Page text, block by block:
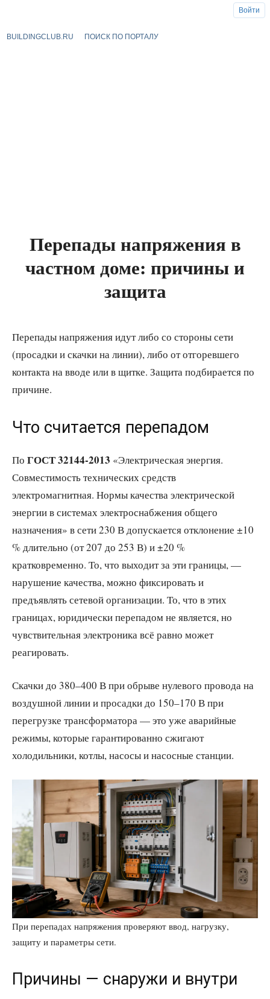
BUILDINGCLUB.RU ПОИСК ПО ПОРТАЛУ
Перепады напряжения в
частном доме: причины и
защита
Перепады напряжения идут либо со стороны сети
(просадки и скачки на линии), либо от отгоревшего
контакта на вводе или в щитке. Защита подбирается по
причине.
Что считается перепадом
По ГОСТ 32144-2013 «Электрическая энергия.
Совместимость технических средств
электромагнитная. Нормы качества электрической
энергии в системах электроснабжения общего
назначения» в сети 230 В допускается отклонение ±10
% длительно (от 207 до 253 В) и ±20 %
кратковременно. То, что выходит за эти границы, —
нарушение качества, можно фиксировать и
предъявлять сетевой организации. То, что в этих
границах, юридически перепадом не является, но
чувствительная электроника всё равно может
реагировать.
Скачки до 380–400 В при обрыве нулевого провода на
воздушной линии и просадки до 150–170 В при
перегрузке трансформатора — это уже аварийные
режимы, которые гарантированно сжигают
холодильники, котлы, насосы и насосные станции.
При перепадах напряжения проверяют ввод, нагрузку,
защиту и параметры сети.
Причины — снаружи и внутри
Войти